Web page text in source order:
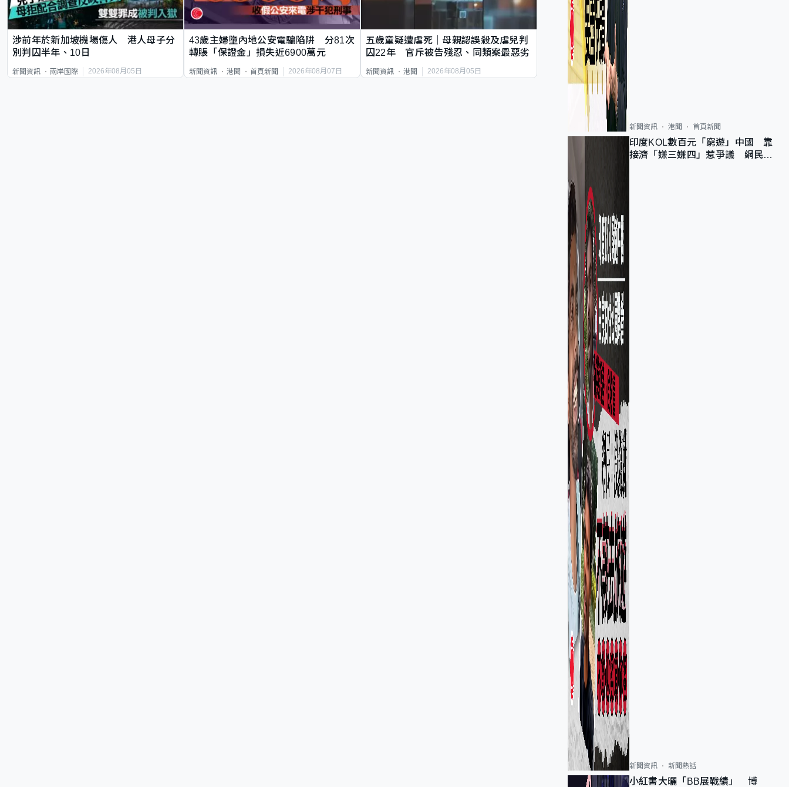
涉前年於新加坡機場傷人 港人母子分
別判囚半年、10日
新聞資訊 兩岸國際 2026年08月05日
43歲主婦墮內地公安電騙陷阱 分81次
轉賬「保證金」損失近6900萬元
新聞資訊 港聞 首頁新聞 2026年08月07日
五歲童疑遭虐死｜母親認誤殺及虐兒判
囚22年 官斥被告殘忍、同類案最惡劣
新聞資訊 港聞 2026年08月05日
新聞資訊 港聞 首頁新聞
印度KOL數百元「窮遊」中國 靠
接濟「嫌三嫌四」惹爭議 網民：
新聞資訊 新聞熱話
小紅書大曬「BB展戰績」 博